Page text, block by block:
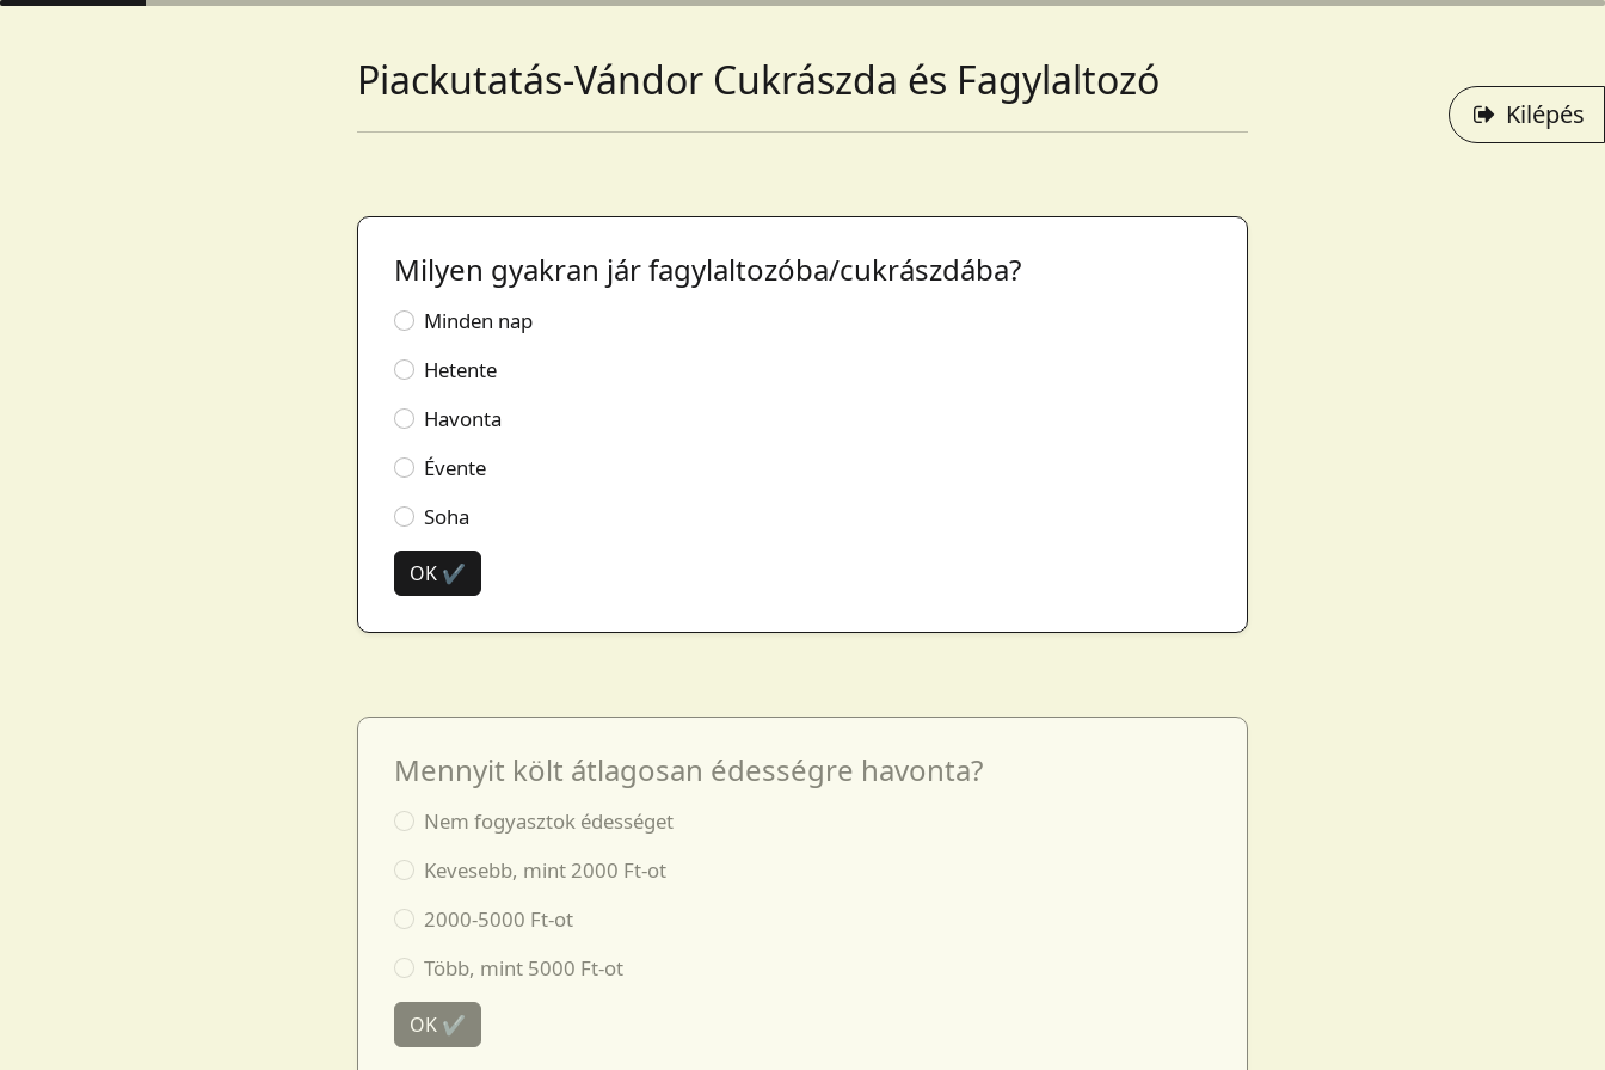
Piackutatás-Vándor Cukrászda és Fagylaltozó
Milyen gyakran jár fagylaltozóba/cukrászdába?
Minden nap
Hetente
Havonta
Évente
Soha
OK ✔
Mennyit költ átlagosan édességre havonta?
Nem fogyasztok édességet
Kevesebb, mint 2000 Ft-ot
2000-5000 Ft-ot
Több, mint 5000 Ft-ot
OK ✔
Kilépés